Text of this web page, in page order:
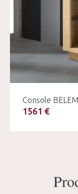
Console BELEM
1561 €